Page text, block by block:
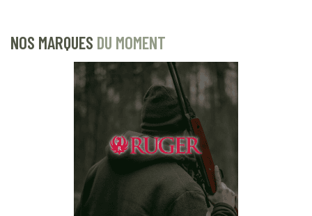
NOS MARQUES DU MOMENT